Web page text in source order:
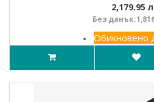
2,179.95
Без
Обикновено